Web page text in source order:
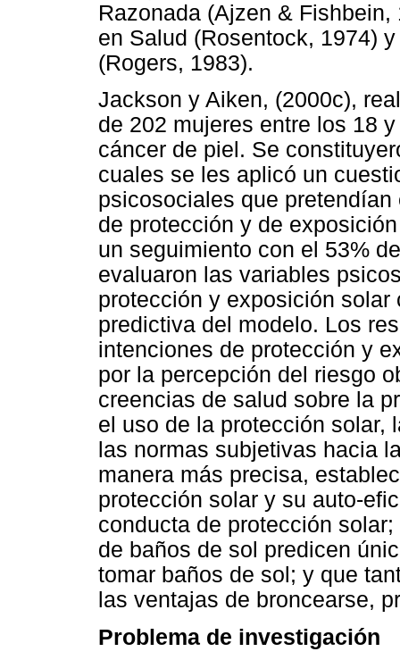
Razonada (Ajzen &
en Salud (Rosentock, 1974)
(Rogers, 1983).
Jackson y Aiken, (2000c),
de 202 mujeres entre los 18
cáncer de piel. Se
cuales se les aplicó un
psicosociales que
de protección y de
un seguimiento con el 53%
evaluaron las variables
protección y exposición
predictiva del modelo. Los
intenciones de protección y
por la percepción del riesgo
creencias de salud sobre la
el uso de la protección solar,
las normas subjetivas hacia
manera más precisa,
protección solar y su auto-
conducta de protección
de baños de sol predicen
tomar baños de sol; y que
las ventajas de broncearse,
Problema de investigación